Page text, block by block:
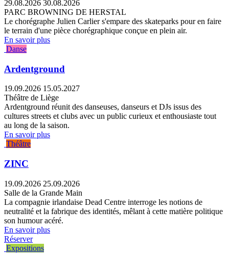
29.08.2026 30.08.2026
PARC BROWNING DE HERSTAL
Le chorégraphe Julien Carlier s'empare des skateparks pour en faire
le terrain d'une pièce chorégraphique conçue en plein air.
En savoir plus
Danse
Ardentground
19.09.2026 15.05.2027
Théâtre de Liège
Ardentground réunit des danseuses, danseurs et DJs issus des
cultures streets et clubs avec un public curieux et enthousiaste tout
au long de la saison.
En savoir plus
Théâtre
ZINC
19.09.2026 25.09.2026
Salle de la Grande Main
La compagnie irlandaise Dead Centre interroge les notions de
neutralité et la fabrique des identités, mêlant à cette matière politique
son humour acéré.
En savoir plus
Réserver
Expositions